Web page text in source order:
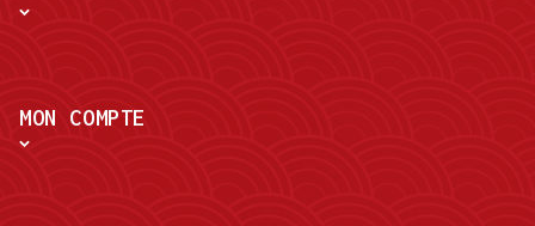
MON COMPTE